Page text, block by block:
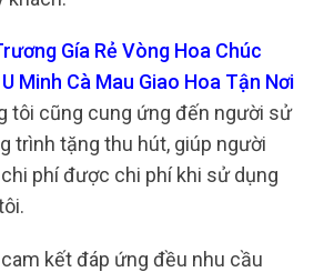
Gía Rẻ Vòng Hoa Chúc
Minh Cà Mau Giao Hoa Tận Nơi
tôi cũng cung ứng đến người sử
trình tặng thu hút, giúp người
phí được chi phí khi sử dụng
kết đáp ứng đều nhu cầu